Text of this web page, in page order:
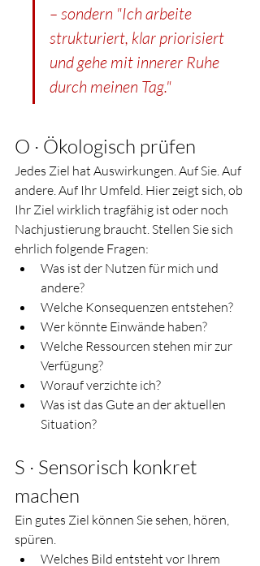
– sondern "Ich arbeite
strukturiert, klar priorisiert
und gehe mit innerer Ruhe
durch meinen Tag."
O · Ökologisch prüfen
Jedes Ziel hat Auswirkungen. Auf Sie. Auf
andere. Auf Ihr Umfeld. Hier zeigt sich, ob
Ihr Ziel wirklich tragfähig ist oder noch
Nachjustierung braucht. Stellen Sie sich
ehrlich folgende Fragen:
Was ist der Nutzen für mich und
andere?
Welche Konsequenzen entstehen?
Wer könnte Einwände haben?
Welche Ressourcen stehen mir zur
Verfügung?
Worauf verzichte ich?
Was ist das Gute an der aktuellen
Situation?
S · Sensorisch konkret
machen
Ein gutes Ziel können Sie sehen, hören,
spüren.
Welches Bild entsteht vor Ihrem